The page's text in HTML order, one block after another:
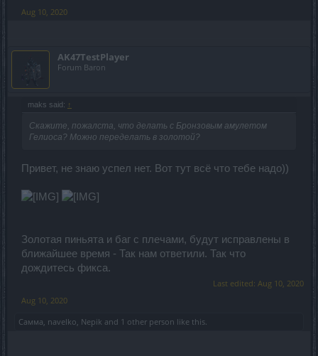
Aug 10, 2020
AK47TestPlayer
Forum Baron
maks said: ↑
Скажите, пожалста, что делать с Бронзовым амулетом
Гелиоса? Можно переделать в золотой?
Привет, не знаю успел нет. Вот тут всё что тебе надо))
Золотая пиньята и баг с плечами, будут исправлены в
ближайшее время - Так нам ответили. Так что
дождитесь фикса.
Last edited: Aug 10, 2020
Aug 10, 2020
Самма navelko Nepik and 1 other person like this.